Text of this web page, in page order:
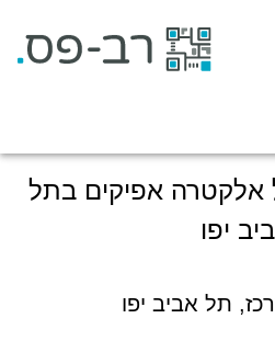
קו 177 של אלקטרה אפיקים בתל
יפו
תל אביב יפו